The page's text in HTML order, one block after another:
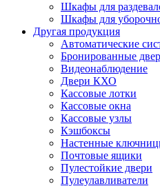
Шкафы для
Шкафы для
Другая продукция
Автоматические
Бронированные
Видеонаблюдение
Двери КХО
Кассовые лотки
Кассовые окна
Кассовые узлы
Кэшбоксы
Настенные
Почтовые ящики
Пулестойкие двери
Пулеулавливатели